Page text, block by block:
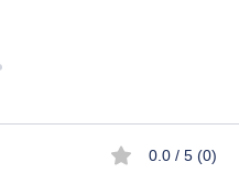
0.0 / 5 (0)